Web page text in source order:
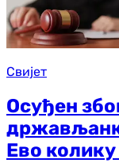
Свијет
Осуђен
Ево колику